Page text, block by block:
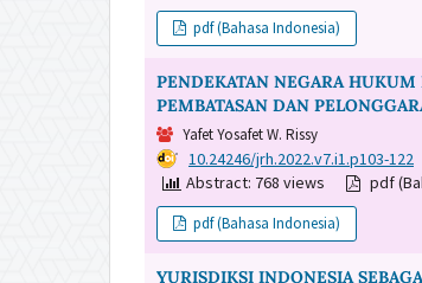
pdf (Bahasa Indonesia)
PENDEKATAN NEGARA
PEMBATASAN DAN
Yafet Yosafet W. Rissy
DOI: 10.24246/jrh.2022.v7.i1.p103-122
Abstract: 768 views
pdf
pdf (Bahasa Indonesia)
YURISDIKSI INDONESIA